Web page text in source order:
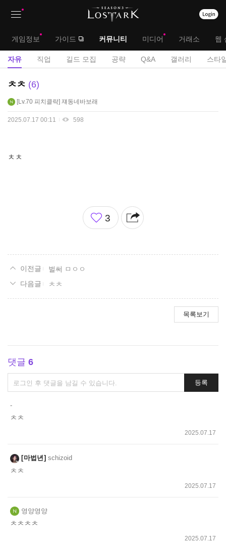
대
메
게임정보 가이드 커뮤니티 미디어 거래소 웹
서
자유 직업 길드 모집 공략 Q&A 갤러리 스타
자
게
ㅊㅊ 6
Lv.70 피치클락 쟤동네바보래
2025.07.17 00:11 598
ㅊㅊ
좋
아
3
벌써 ㅁㅇㅇ
ㅊㅊ
목록보기
댓글 6
댓
글
등록
-
ㅊㅊ
2025.07.17
마법년 schizoid
ㅊㅊ
2025.07.17
영양영양
ㅊㅊㅊㅊ
2025.07.17